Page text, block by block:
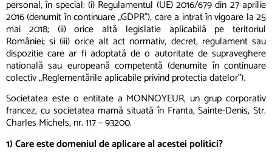
personal, în special: (i) Regulamentul (UE) 2016/679 din 27 aprilie
2016 (denumit în continuare „GDPR”), care a intrat în vigoare la 25
mai 2018; (ii) orice altă legislatie aplicabilă pe teritoriul
României; si (iii) orice alt act normativ, decret, regulament sau
dispozitie care ar fi adoptată de o autoritate de supraveghere
natională sau europeană competentă (denumite în continuare
colectiv „Reglementările aplicabile privind protectia datelor”).
Societatea este o entitate a MONNOYEUR, un grup corporativ
francez, cu societatea mamă situată în Franta, Sainte-Denis, Str.
Charles Michels, nr. 117 – 93200.
1) Care este domeniul de aplicare al acestei politici?